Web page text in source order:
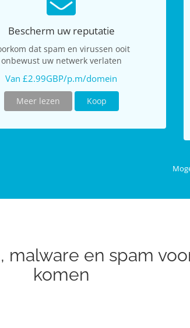
Bescherm uw reputatie
dat spam en virussen ooit
onbewust uw netwerk verlaten
Van £2.99GBP/p.m/domein
Meer lezen Koop
malware en spam
komen